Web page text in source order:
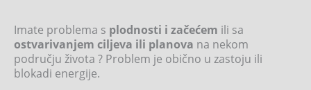
Imate problema s plodnosti i začećem ili sa
ostvarivanjem ciljeva ili planova na nekom
području života ? Problem je obično u zastoju ili
blokadi energije.